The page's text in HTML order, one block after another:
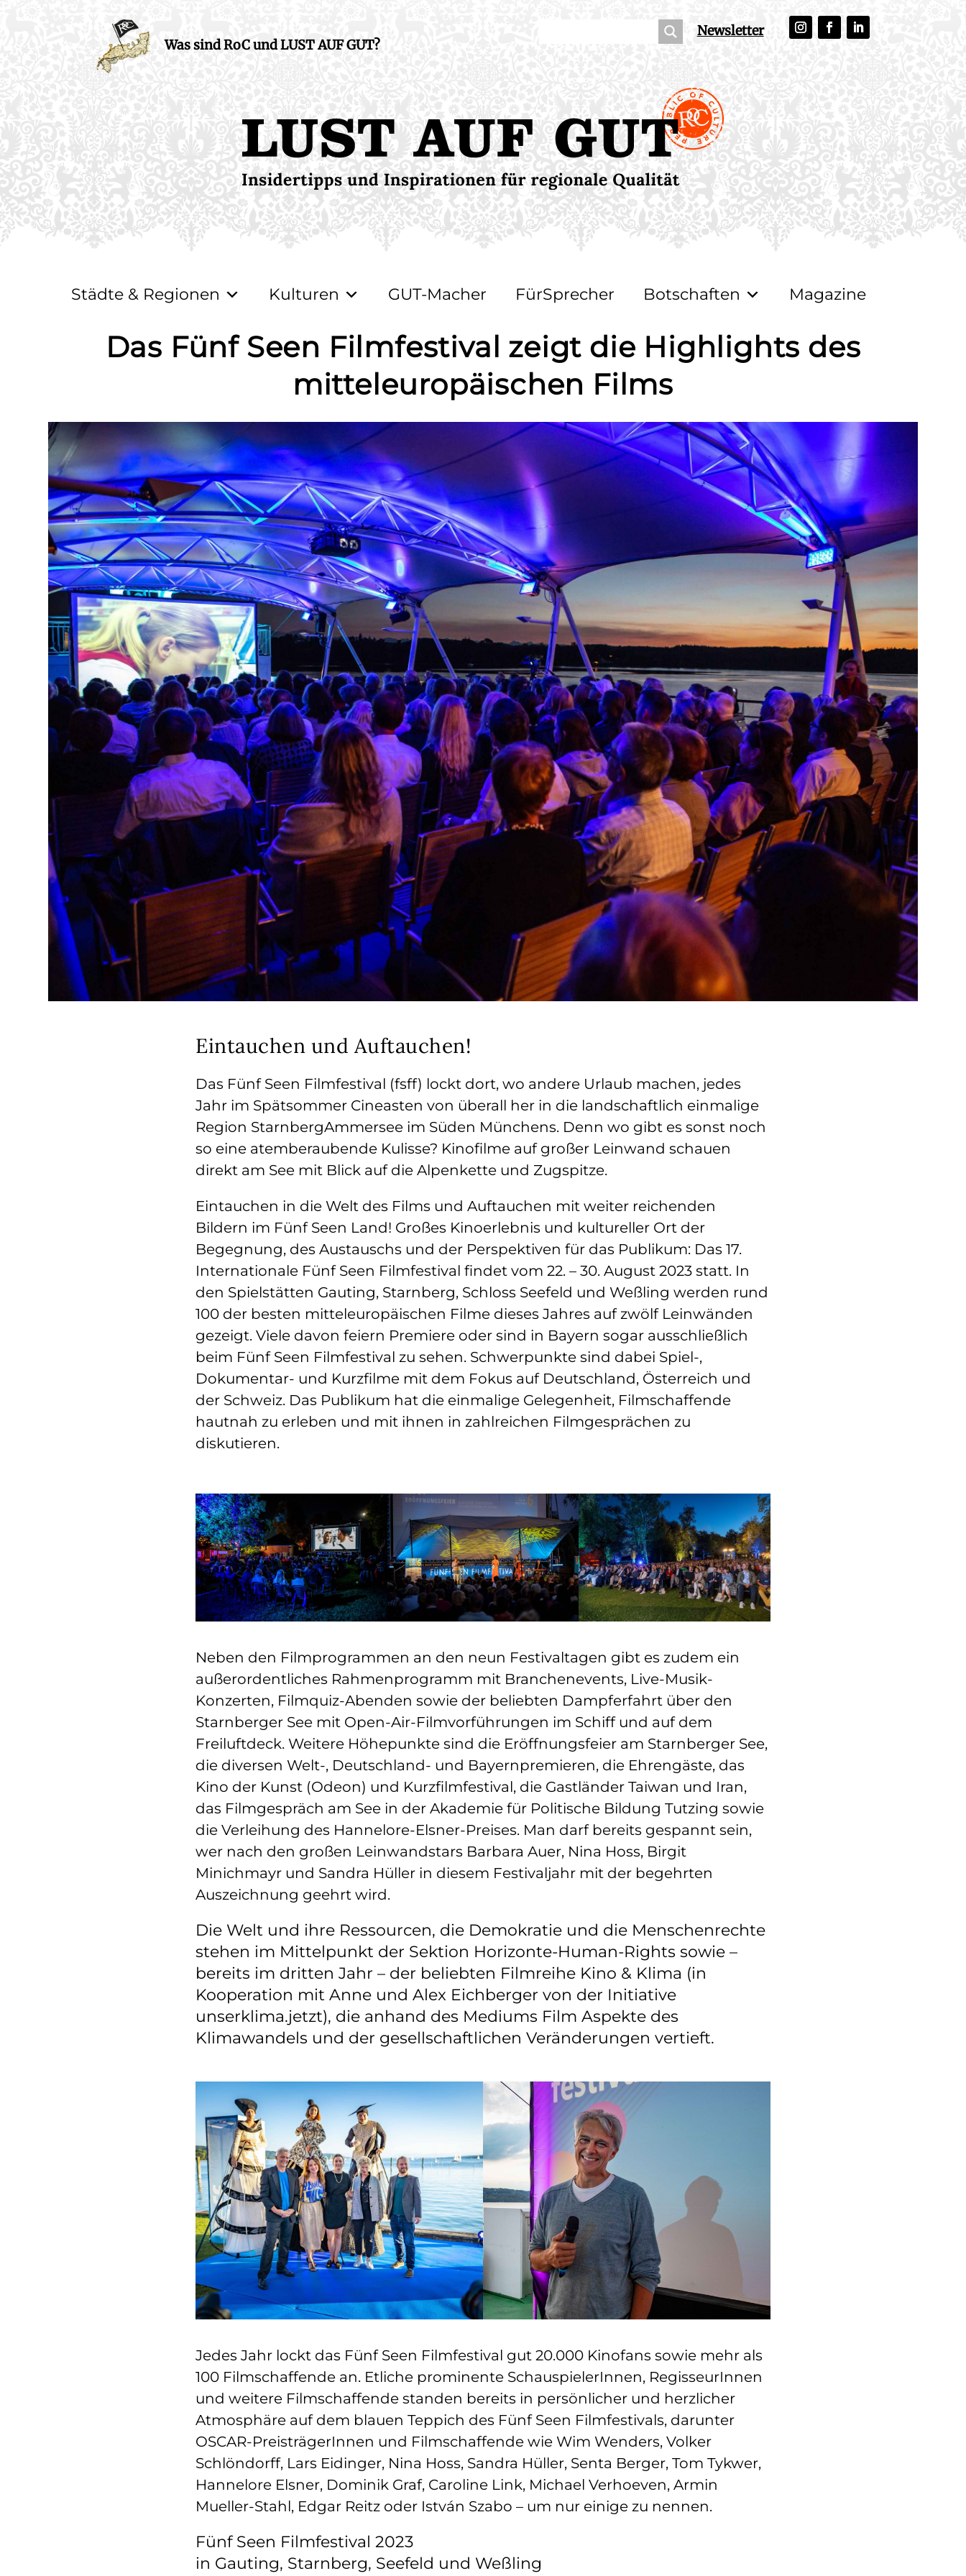
Was sind RoC und LUST AUF GUT?
Newsletter
Städte & Regionen Kulturen GUT-Macher FürSprecher Botschaften Magazine
Das Fünf Seen Filmfestival zeigt die Highlights des
mitteleuropäischen Films
Eintauchen und Auftauchen!
Das Fünf Seen Filmfestival (fsff) lockt dort, wo andere Urlaub machen, jedes
Jahr im Spätsommer Cineasten von überall her in die landschaftlich einmalige
Region StarnbergAmmersee im Süden Münchens. Denn wo gibt es sonst noch
so eine atemberaubende Kulisse? Kinofilme auf großer Leinwand schauen
direkt am See mit Blick auf die Alpenkette und Zugspitze.
Eintauchen in die Welt des Films und Auftauchen mit weiter reichenden
Bildern im Fünf Seen Land! Großes Kinoerlebnis und kultureller Ort der
Begegnung, des Austauschs und der Perspektiven für das Publikum: Das 17.
Internationale Fünf Seen Filmfestival findet vom 22. – 30. August 2023 statt. In
den Spielstätten Gauting, Starnberg, Schloss Seefeld und Weßling werden rund
100 der besten mitteleuropäischen Filme dieses Jahres auf zwölf Leinwänden
gezeigt. Viele davon feiern Premiere oder sind in Bayern sogar ausschließlich
beim Fünf Seen Filmfestival zu sehen. Schwerpunkte sind dabei Spiel-,
Dokumentar- und Kurzfilme mit dem Fokus auf Deutschland, Österreich und
der Schweiz. Das Publikum hat die einmalige Gelegenheit, Filmschaffende
hautnah zu erleben und mit ihnen in zahlreichen Filmgesprächen zu
diskutieren.
Neben den Filmprogrammen an den neun Festivaltagen gibt es zudem ein
außerordentliches Rahmenprogramm mit Branchenevents, Live-Musik-
Konzerten, Filmquiz-Abenden sowie der beliebten Dampferfahrt über den
Starnberger See mit Open-Air-Filmvorführungen im Schiff und auf dem
Freiluftdeck. Weitere Höhepunkte sind die Eröffnungsfeier am Starnberger See,
die diversen Welt-, Deutschland- und Bayernpremieren, die Ehrengäste, das
Kino der Kunst (Odeon) und Kurzfilmfestival, die Gastländer Taiwan und Iran,
das Filmgespräch am See in der Akademie für Politische Bildung Tutzing sowie
die Verleihung des Hannelore-Elsner-Preises. Man darf bereits gespannt sein,
wer nach den großen Leinwandstars Barbara Auer, Nina Hoss, Birgit
Minichmayr und Sandra Hüller in diesem Festivaljahr mit der begehrten
Auszeichnung geehrt wird.
Die Welt und ihre Ressourcen, die Demokratie und die Menschenrechte
stehen im Mittelpunkt der Sektion Horizonte-Human-Rights sowie –
bereits im dritten Jahr – der beliebten Filmreihe Kino & Klima (in
Kooperation mit Anne und Alex Eichberger von der Initiative
unserklima.jetzt), die anhand des Mediums Film Aspekte des
Klimawandels und der gesellschaftlichen Veränderungen vertieft.
Jedes Jahr lockt das Fünf Seen Filmfestival gut 20.000 Kinofans sowie mehr als
100 Filmschaffende an. Etliche prominente SchauspielerInnen, RegisseurInnen
und weitere Filmschaffende standen bereits in persönlicher und herzlicher
Atmosphäre auf dem blauen Teppich des Fünf Seen Filmfestivals, darunter
OSCAR-PreisträgerInnen und Filmschaffende wie Wim Wenders, Volker
Schlöndorff, Lars Eidinger, Nina Hoss, Sandra Hüller, Senta Berger, Tom Tykwer,
Hannelore Elsner, Dominik Graf, Caroline Link, Michael Verhoeven, Armin
Mueller-Stahl, Edgar Reitz oder István Szabo – um nur einige zu nennen.
Fünf Seen Filmfestival 2023
in Gauting, Starnberg, Seefeld und Weßling